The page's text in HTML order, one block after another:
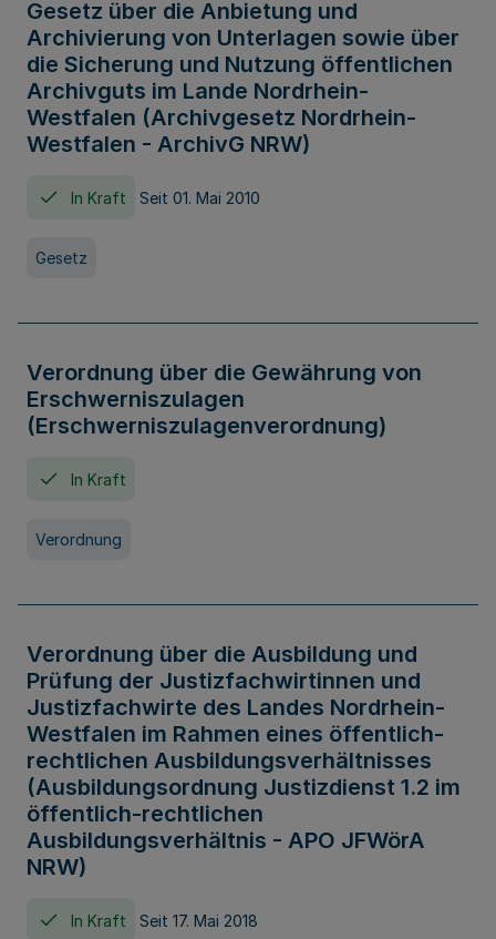
Gesetz über die Anbietung und
Archivierung von Unterlagen sowie über
die Sicherung und Nutzung öffentlichen
Archivguts im Lande Nordrhein-
Westfalen (Archivgesetz Nordrhein-
Westfalen - ArchivG NRW)
In Kraft Seit 01. Mai 2010
Gesetz
Verordnung über die Gewährung von
Erschwerniszulagen
(Erschwerniszulagenverordnung)
In Kraft
Verordnung
Verordnung über die Ausbildung und
Prüfung der Justizfachwirtinnen und
Justizfachwirte des Landes Nordrhein-
Westfalen im Rahmen eines öffentlich-
rechtlichen Ausbildungsverhältnisses
(Ausbildungsordnung Justizdienst 1.2 im
öffentlich-rechtlichen
Ausbildungsverhältnis - APO JFWörA
NRW)
In Kraft Seit 17. Mai 2018